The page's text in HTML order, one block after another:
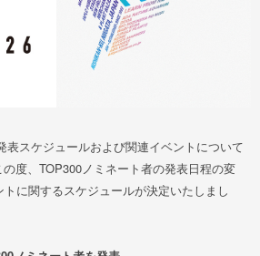
表スケジュールおよび関連イベントについて
度、TOP300ノミネート者の発表日程の変
に関するスケジュールが決定いたしまし